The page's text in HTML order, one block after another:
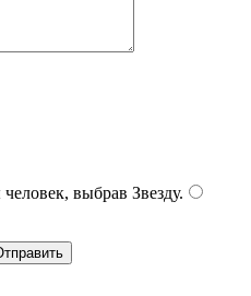
выбрав Звезду.